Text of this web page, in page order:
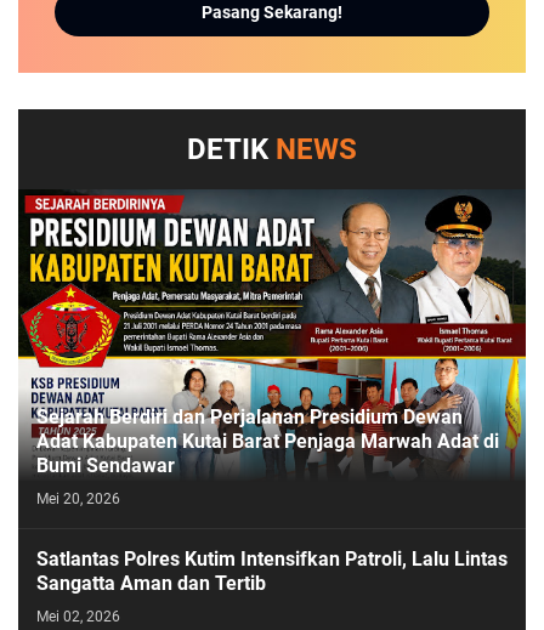
Pasang Sekarang!
DETIK NEWS
Sejarah Berdiri dan Perjalanan Presidium Dewan
Adat Kabupaten Kutai Barat Penjaga Marwah Adat di
Bumi Sendawar
Mei 20, 2026
Satlantas Polres Kutim Intensifkan Patroli, Lalu Lintas
Sangatta Aman dan Tertib
Mei 02, 2026